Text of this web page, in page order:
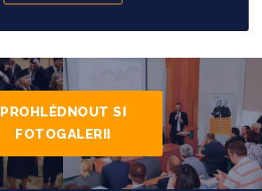
PROHLÉDNOUT SI
FOTOGALERII